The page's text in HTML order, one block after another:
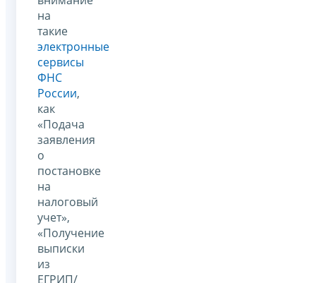
на
такие
электронные
сервисы
ФНС
России,
как
«Подача
заявления
о
постановке
на
налоговый
учет»,
«Получение
выписки
из
ЕГРИП/